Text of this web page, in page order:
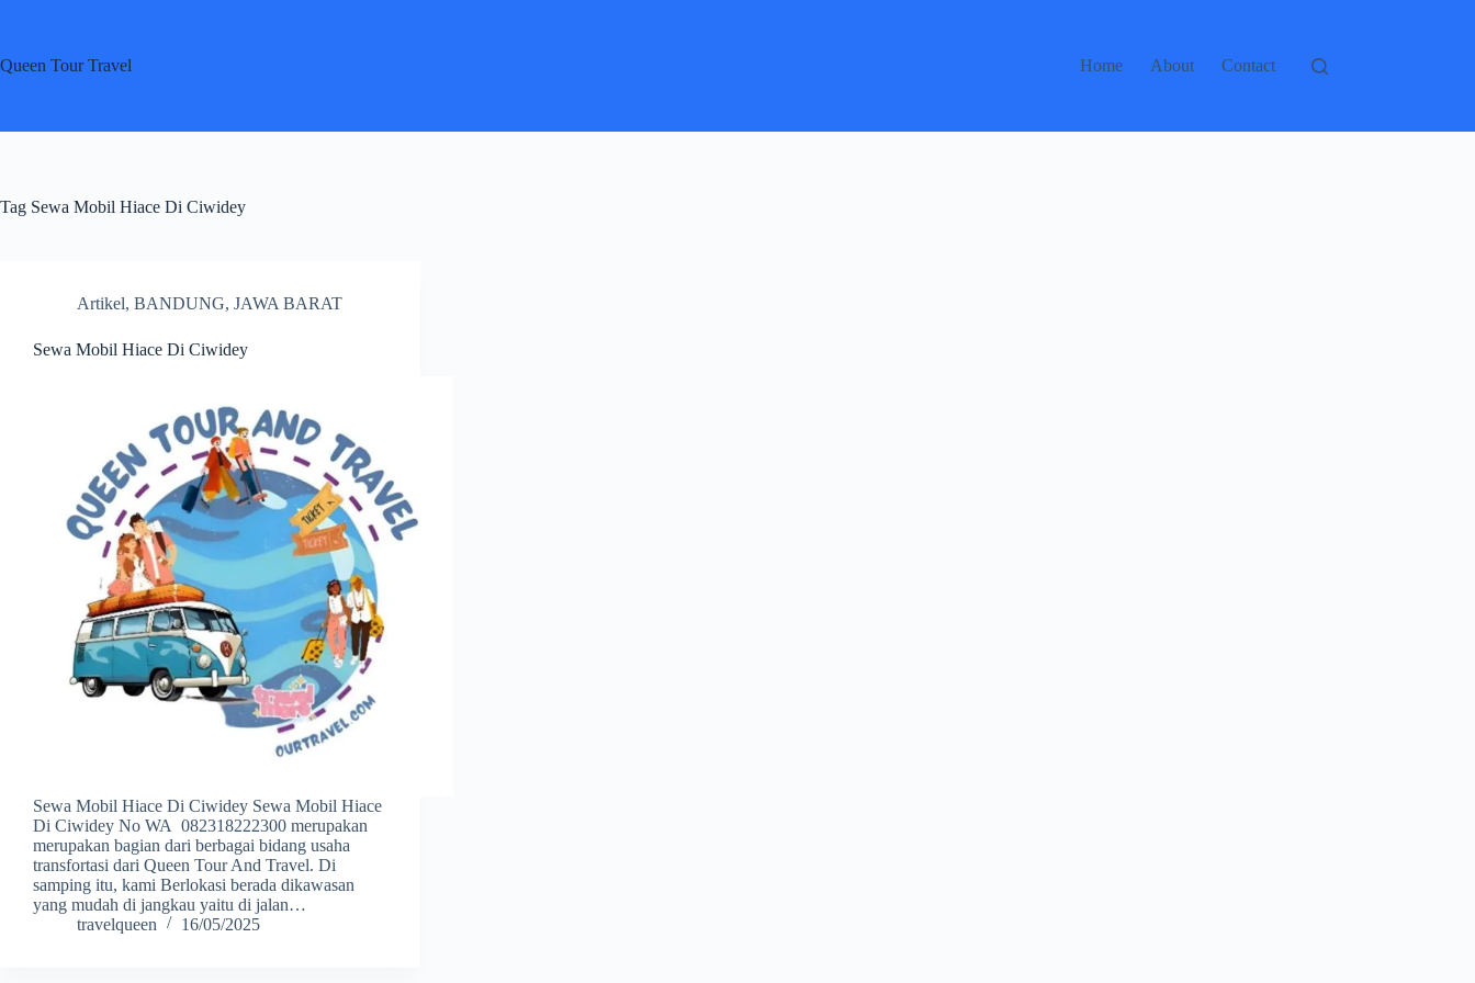
Queen Tour Travel
Home About Contact
Tag Sewa Mobil Hiace Di Ciwidey
Artikel, BANDUNG, JAWA BARAT
Sewa Mobil Hiace Di Ciwidey
Sewa Mobil Hiace Di Ciwidey Sewa Mobil Hiace
Di Ciwidey No WA 082318222300 merupakan
merupakan bagian dari berbagai bidang usaha
transfortasi dari Queen Tour And Travel. Di
samping itu, kami Berlokasi berada dikawasan
yang mudah di jangkau yaitu di jalan…
travelqueen
16/05/2025